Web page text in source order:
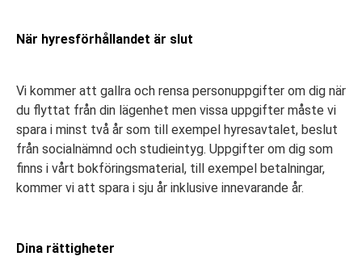
När hyresförhållandet är slut
Vi kommer att gallra och rensa personuppgifter om dig när
du flyttat från din lägenhet men vissa uppgifter måste vi
spara i minst två år som till exempel hyresavtalet, beslut
från socialnämnd och studieintyg. Uppgifter om dig som
finns i vårt bokföringsmaterial, till exempel betalningar,
kommer vi att spara i sju år inklusive innevarande år.
Dina rättigheter